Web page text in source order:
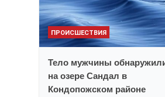
ПРОИСШЕСТВИЯ
Тело мужчины
на озере Сандал в
Кондопожском районе